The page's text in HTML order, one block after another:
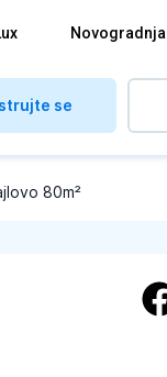
Novogradnja
se
80m²